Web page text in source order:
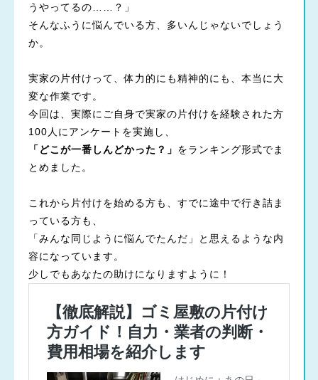
うやってるの……？」
そんなふうに悩んでいる方、多いんじゃないでしょう
か。
実家の片付けって、体力的にも精神的にも、本当に大
変な作業です。
今回は、実際にご自身で実家の片付けを経験された方
100人にアンケートを実施し、
「どこが一番しんどかった？」 をランキング形式でま
とめました。
これから片付けを始める方も、すでに途中で行き詰ま
っている方も、
「みんな同じように悩んでたんだ」と思えるような内
容になっています。
少しでもあなたの助けになりますように！